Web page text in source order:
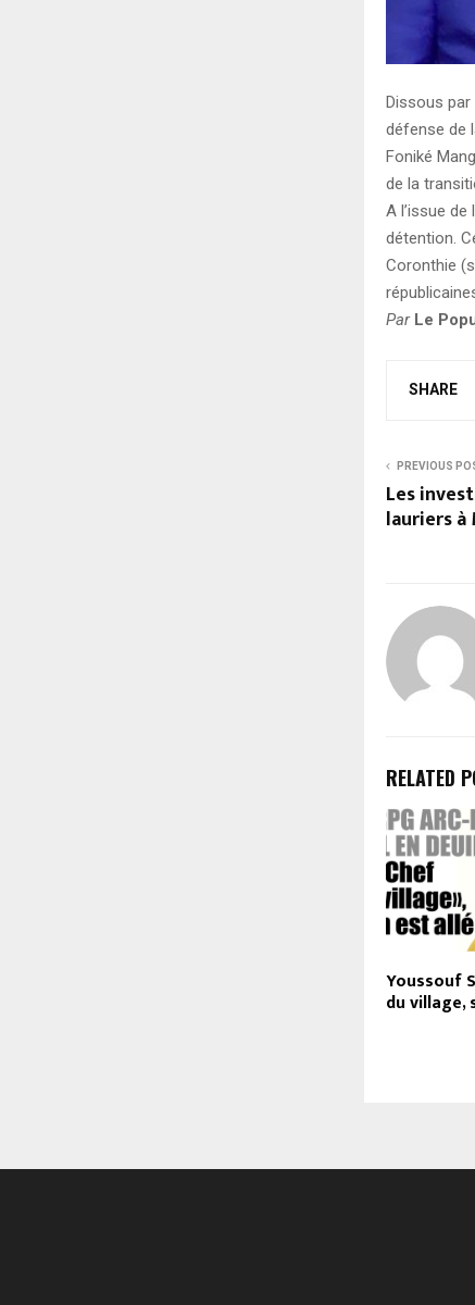
Dissous par
défense de
Foniké
de la
A l’issue
détention.
Coronthie
Par Le
SHARE
PREVIOUS
Les
lauriers à
RELATED
Youssouf
du village,